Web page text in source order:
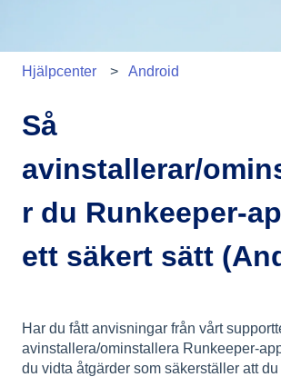
Hjälpcenter Android
Så
avinstallerar/
r du Runkeeper-
ett säkert sätt
Har du fått anvisningar från vårt
avinstallera/ominstallera Runkeeper-
du vidta åtgärder som säkerställer att